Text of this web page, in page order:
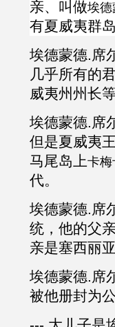
亲、叫做埃德
有夏威夷群
埃德蒙德.席
几乎所有的
威夷州州长
埃德蒙德.席
但是夏威夷
马尾岛上卡梅
代。
埃德蒙德.席
统，他的父
亲是塞西丽
埃德蒙德.席
被他册封为